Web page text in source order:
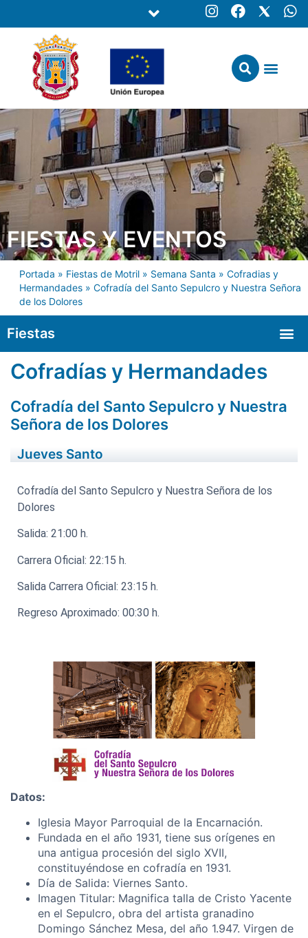
FIESTAS Y EVENTOS
Portada » Fiestas de Motril » Semana Santa » Cofradias y
Hermandades » Cofradía del Santo Sepulcro y Nuestra Señora
de los Dolores
Fiestas
Cofradías y Hermandades
Cofradía del Santo Sepulcro y Nuestra
Señora de los Dolores
Jueves Santo
Cofradía del Santo Sepulcro y Nuestra Señora de los
Dolores
Salida: 21:00 h.
Carrera Oficial: 22:15 h.
Salida Carrera Oficial: 23:15 h.
Regreso Aproximado: 00:30 h.
Datos:
Iglesia Mayor Parroquial de la Encarnación.
Fundada en el año 1931, tiene sus orígenes en
una antigua procesión del siglo XVII,
constituyéndose en cofradía en 1931.
Día de Salida: Viernes Santo.
Imagen Titular: Magnifica talla de Cristo Yacente
en el Sepulcro, obra del artista granadino
Domingo Sánchez Mesa, del año 1.947. Virgen de